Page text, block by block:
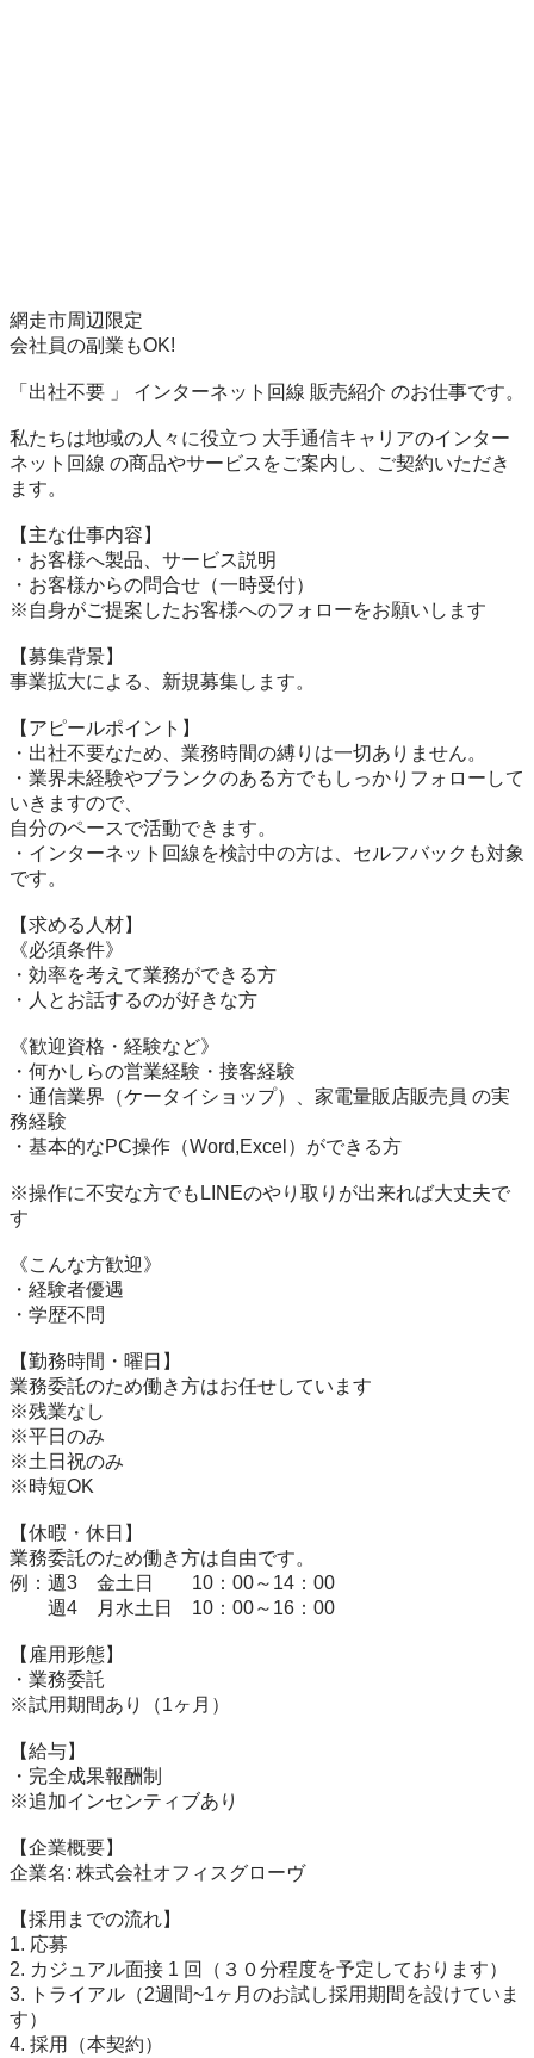
網走市周辺限定
会社員の副業もOK!
「出社不要 」 インターネット回線 販売紹介 のお仕事です。
私たちは地域の人々に役立つ 大手通信キャリアのインター
ネット回線 の商品やサービスをご案内し、ご契約いただき
ます。
【主な仕事内容】
・お客様へ製品、サービス説明
・お客様からの問合せ（一時受付）
※自身がご提案したお客様へのフォローをお願いします
【募集背景】
事業拡大による、新規募集します。
【アピールポイント】
・出社不要なため、業務時間の縛りは一切ありません。
・業界未経験やブランクのある方でもしっかりフォローして
いきますので、
自分のペースで活動できます。
・インターネット回線を検討中の方は、セルフバックも対象
です。
【求める人材】
《必須条件》
・効率を考えて業務ができる方
・人とお話するのが好きな方
《歓迎資格・経験など》
・何かしらの営業経験・接客経験
・通信業界（ケータイショップ）、家電量販店販売員 の実
務経験
・基本的なPC操作（Word,Excel）ができる方
※操作に不安な方でもLINEのやり取りが出来れば大丈夫で
す
《こんな方歓迎》
・経験者優遇
・学歴不問
【勤務時間・曜日】
業務委託のため働き方はお任せしています
※残業なし
※平日のみ
※土日祝のみ
※時短OK
【休暇・休日】
業務委託のため働き方は自由です。
例：週3　金土日　　10：00～14：00
週4　月水土日　10：00～16：00
【雇用形態】
・業務委託
※試用期間あり（1ヶ月）
【給与】
・完全成果報酬制
※追加インセンティブあり
【企業概要】
企業名: 株式会社オフィスグローヴ
【採用までの流れ】
1. 応募
2. カジュアル面接 1 回（３０分程度を予定しております）
3. トライアル（2週間~1ヶ月のお試し採用期間を設けていま
す）
4. 採用（本契約）